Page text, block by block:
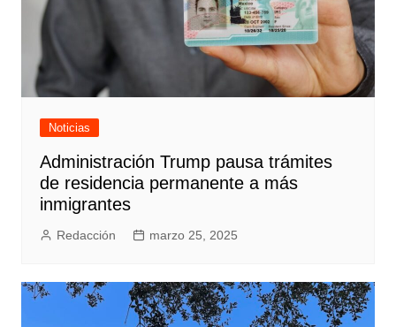
Noticias
Administración Trump pausa trámites
de residencia permanente a más
inmigrantes
Redacción marzo 25, 2025